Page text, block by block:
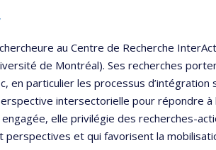
au Centre de Recherche
de Montréal). Ses recherches
en particulier les processus d’intégration
intersectorielle pour répondre à
engagée, elle privilégie des recherches-
et qui favorisent la